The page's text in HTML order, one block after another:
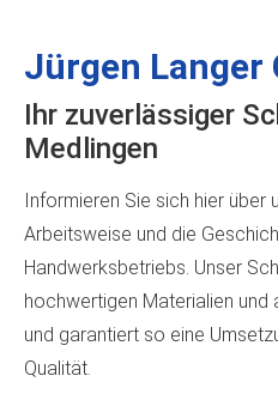
Jürgen Langer
Ihr zuverlässiger
Medlingen
Informieren Sie sich hier über
Arbeitsweise und die
Handwerksbetriebs. Unser
hochwertigen Materialien
und garantiert so eine
Qualität.